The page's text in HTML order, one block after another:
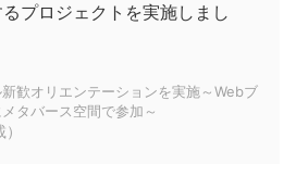
プロジェクトを実施しまし
歓オリエンテーションを実施～Webブ
タバース空間で参加～